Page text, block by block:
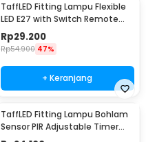
TaffLED Fitting Lampu Flexible
LED E27 with Switch Remote
Control - HF-555
Rp29.200
Rp54.900 47%
+ Keranjang
TaffLED Fitting Lampu Bohlam
Sensor PIR Adjustable Timer
40W E27 - SP-200